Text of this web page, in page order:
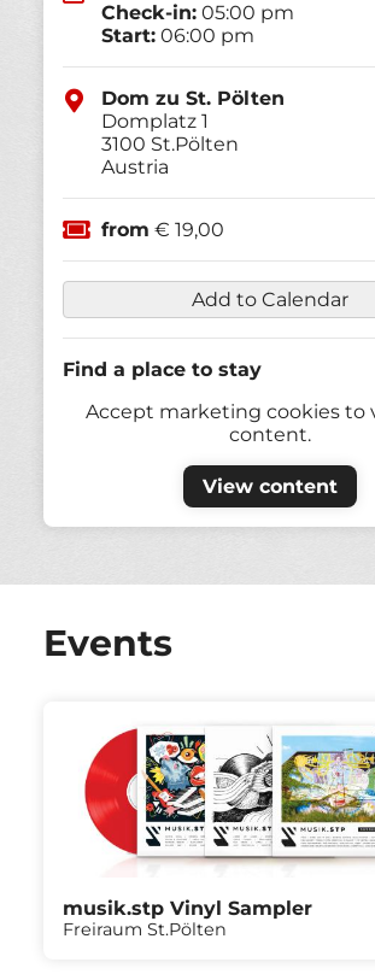
Check-in: 05:00 pm
Start: 06:00 pm
Dom zu St. Pölten
Domplatz 1
3100 St.Pölten
Austria
from € 19,00
Add to Calendar
Find a place to stay
Accept marketing cookies to
content.
View content
Events
musik.stp Vinyl Sampler
Freiraum St.Pölten